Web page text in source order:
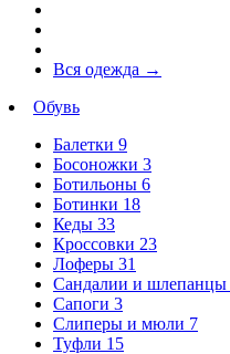
Вся одежда →
Обувь
Балетки 9
Босоножки 3
Ботильоны 6
Ботинки 18
Кеды 33
Кроссовки 23
Лоферы 31
Сандалии и шлепанцы
Сапоги 3
Слиперы и мюли 7
Туфли 15